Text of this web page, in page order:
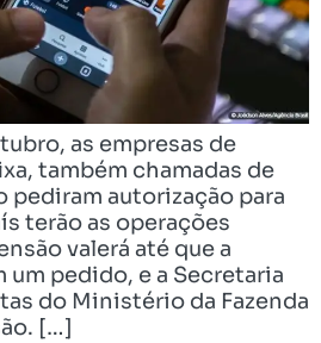
as empresas de
também chamadas de
pediram autorização para
terão as operações
valerá até que a
um pedido, e a Secretaria
do Ministério da Fazenda
[…]